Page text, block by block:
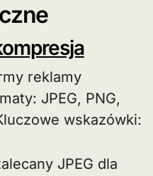
reklamy
JPEG, PNG,
wskazówki:
JPEG dla